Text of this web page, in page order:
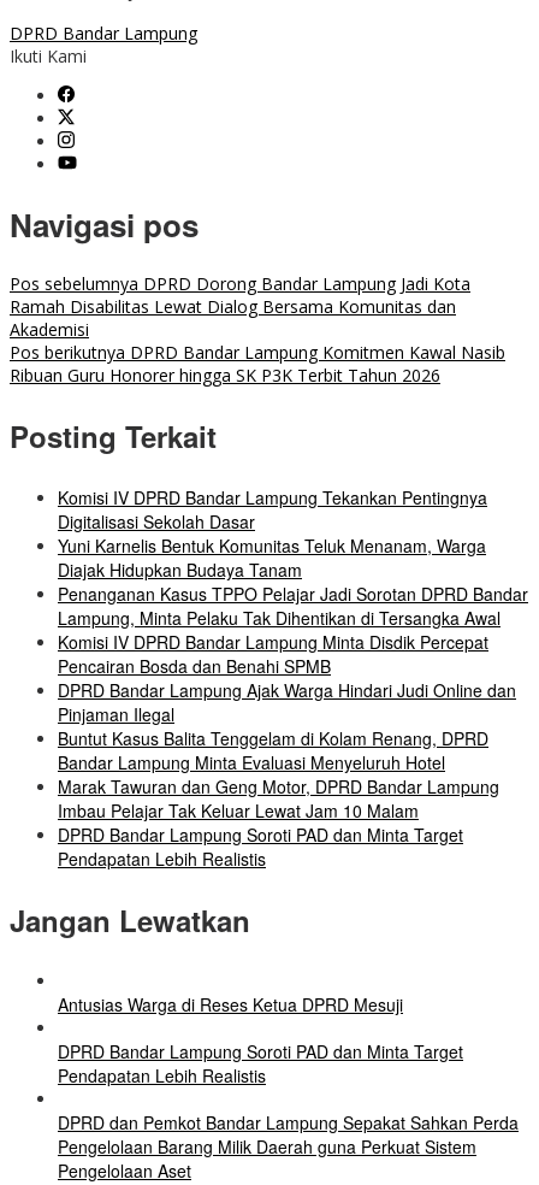
DPRD Bandar Lampung
Ikuti Kami
Navigasi pos
Pos sebelumnya DPRD Dorong Bandar Lampung Jadi Kota
Ramah Disabilitas Lewat Dialog Bersama Komunitas dan
Akademisi
Pos berikutnya DPRD Bandar Lampung Komitmen Kawal Nasib
Ribuan Guru Honorer hingga SK P3K Terbit Tahun 2026
Posting Terkait
Komisi IV DPRD Bandar Lampung Tekankan Pentingnya
Digitalisasi Sekolah Dasar
Yuni Karnelis Bentuk Komunitas Teluk Menanam, Warga
Diajak Hidupkan Budaya Tanam
Penanganan Kasus TPPO Pelajar Jadi Sorotan DPRD Bandar
Lampung, Minta Pelaku Tak Dihentikan di Tersangka Awal
Komisi IV DPRD Bandar Lampung Minta Disdik Percepat
Pencairan Bosda dan Benahi SPMB
DPRD Bandar Lampung Ajak Warga Hindari Judi Online dan
Pinjaman Ilegal
Buntut Kasus Balita Tenggelam di Kolam Renang, DPRD
Bandar Lampung Minta Evaluasi Menyeluruh Hotel
Marak Tawuran dan Geng Motor, DPRD Bandar Lampung
Imbau Pelajar Tak Keluar Lewat Jam 10 Malam
DPRD Bandar Lampung Soroti PAD dan Minta Target
Pendapatan Lebih Realistis
Jangan Lewatkan
Antusias Warga di Reses Ketua DPRD Mesuji
DPRD Bandar Lampung Soroti PAD dan Minta Target
Pendapatan Lebih Realistis
DPRD dan Pemkot Bandar Lampung Sepakat Sahkan Perda
Pengelolaan Barang Milik Daerah guna Perkuat Sistem
Pengelolaan Aset